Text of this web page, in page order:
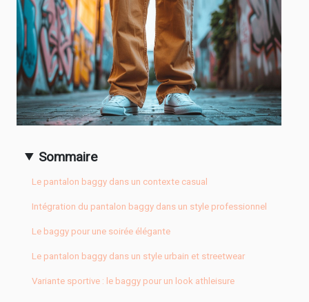
Sommaire
Le pantalon baggy dans un contexte casual
Intégration du pantalon baggy dans un style professionnel
Le baggy pour une soirée élégante
Le pantalon baggy dans un style urbain et streetwear
Variante sportive : le baggy pour un look athleisure